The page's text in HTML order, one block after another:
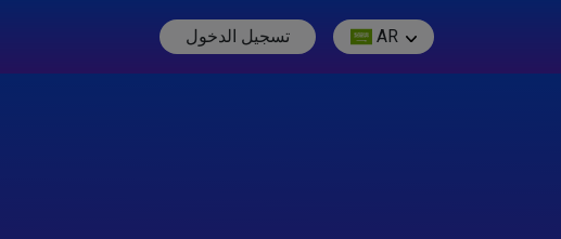
تسجيل الدخول AR